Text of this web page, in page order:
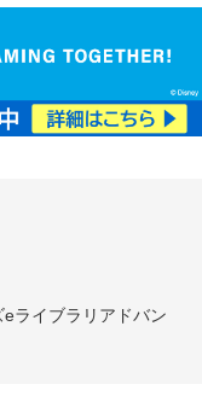
ライブラリアドバン